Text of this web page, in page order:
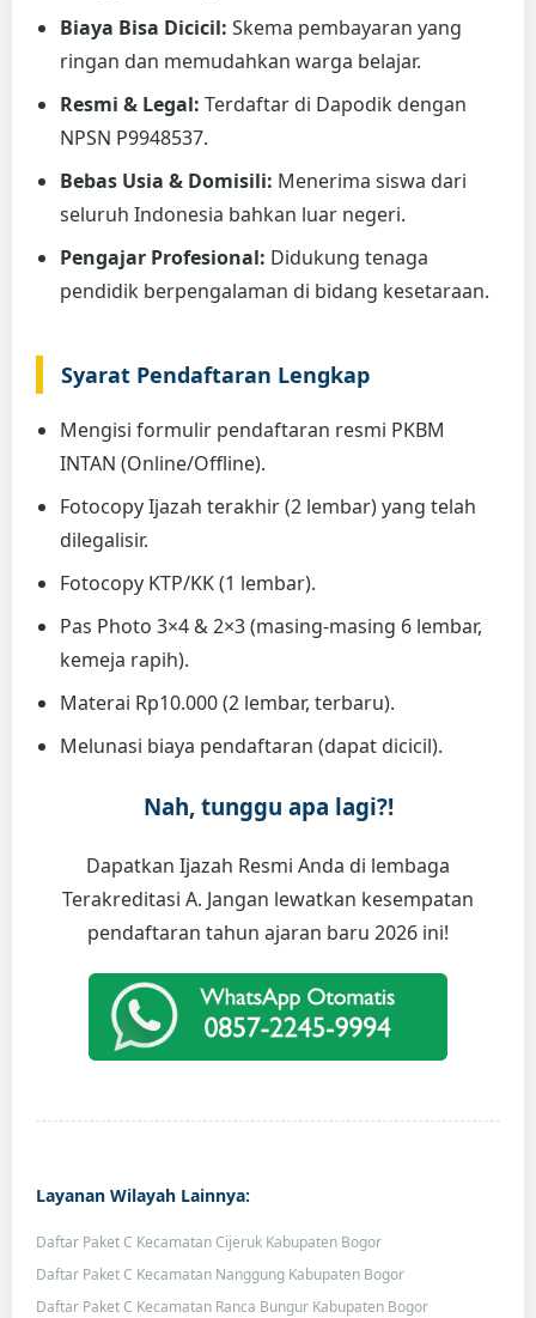
Biaya Bisa Dicicil: Skema pembayaran yang
ringan dan memudahkan warga belajar.
Resmi & Legal: Terdaftar di Dapodik dengan
NPSN P9948537.
Bebas Usia & Domisili: Menerima siswa dari
seluruh Indonesia bahkan luar negeri.
Pengajar Profesional: Didukung tenaga
pendidik berpengalaman di bidang kesetaraan.
Syarat Pendaftaran Lengkap
Mengisi formulir pendaftaran resmi PKBM
INTAN (Online/Offline).
Fotocopy Ijazah terakhir (2 lembar) yang telah
dilegalisir.
Fotocopy KTP/KK (1 lembar).
Pas Photo 3×4 & 2×3 (masing-masing 6 lembar,
kemeja rapih).
Materai Rp10.000 (2 lembar, terbaru).
Melunasi biaya pendaftaran (dapat dicicil).
Nah, tunggu apa lagi?!
Dapatkan Ijazah Resmi Anda di lembaga
Terakreditasi A. Jangan lewatkan kesempatan
pendaftaran tahun ajaran baru 2026 ini!
Layanan Wilayah Lainnya:
Daftar Paket C Kecamatan Cijeruk Kabupaten Bogor
Daftar Paket C Kecamatan Nanggung Kabupaten Bogor
Daftar Paket C Kecamatan Ranca Bungur Kabupaten Bogor